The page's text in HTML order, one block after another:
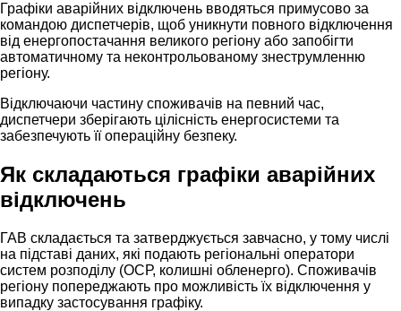
Графіки аварійних відключень вводяться примусово за
командою диспетчерів, щоб уникнути повного відключення
від енергопостачання великого регіону або запобігти
автоматичному та неконтрольованому знеструмленню
регіону.
Відключаючи частину споживачів на певний час,
диспетчери зберігають цілісність енергосистеми та
забезпечують її операційну безпеку.
Як складаються графіки аварійних
відключень
ГАВ складається та затверджується завчасно, у тому числі
на підставі даних, які подають регіональні оператори
систем розподілу (ОСР, колишні обленерго). Споживачів
регіону попереджають про можливість їх відключення у
випадку застосування графіку.